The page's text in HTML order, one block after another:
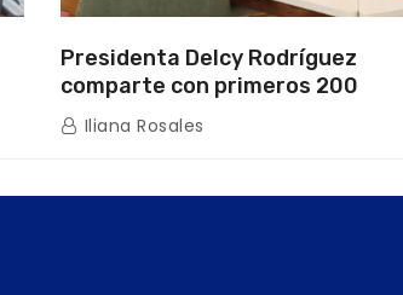
Presidenta Delcy Rodríguez
comparte con primeros 200
beneficiarios de la nueva Casa de
los Abuelos “La Primavera” en
Iliana Rosales